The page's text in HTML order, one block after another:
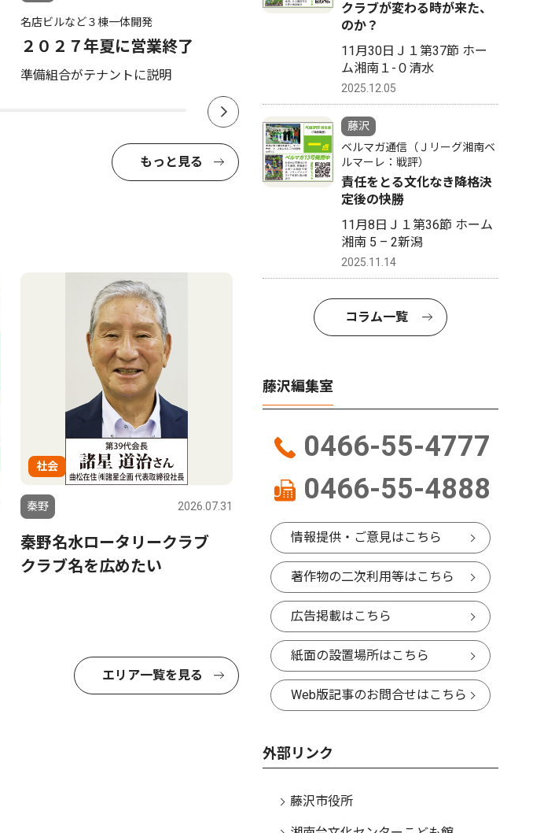
名店ビルなど３棟一体開発
２０２７年夏に営業終了
準備組合がテナントに説明
発酵食品と盆踊り ８月５日
江の島で祭り
もっと見る
社会
秦野 2026.07.31
秦野名水ロータリークラブ
クラブ名を広めたい
エリア一覧を見る
クラブが変わる時が来た、
のか？
11月30日Ｊ１第37節 ホー
ム湘南１-０清水
2025.12.05
藤沢
ベルマガ通信（Ｊリーグ湘南ベ
ルマーレ：戦評）
責任をとる文化なき降格決
定後の快勝
11月8日Ｊ１第36節 ホーム
湘南 5 – 2新潟
2025.11.14
コラム一覧
藤沢編集室
0466-55-4777
0466-55-4888
情報提供・ご意見はこちら
著作物の二次利用等はこちら
広告掲載はこちら
紙面の設置場所はこちら
Web版記事のお問合せはこちら
外部リンク
藤沢市役所